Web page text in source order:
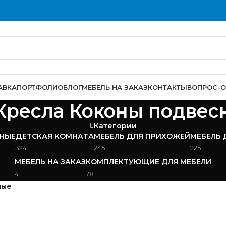
ПОРТФОЛИОБЛОГМЕБЕЛЬ НА ЗАКАЗКОНТАКТЫВОПРОС-
Коконы
Категории
ДЕТСКАЯ КОМНАТА
324
МЕБЕЛЬ ДЛЯ ПРИХОЖЕЙ
245
МЕБЕЛЬ
225
МЕБЕЛЬ НА ЗАКАЗ
4
КОМПЛЕКТУЮЩИЕ ДЛЯ МЕБЕЛИ
78